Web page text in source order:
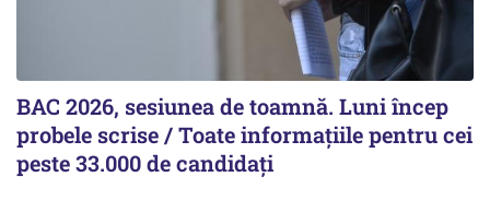
BAC 2026, sesiunea de toamnă. Luni încep
probele scrise / Toate informațiile pentru cei
peste 33.000 de candidați